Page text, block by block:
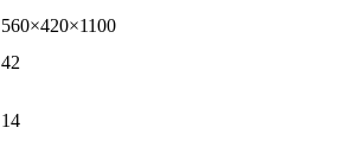
560×420×1100
42
14